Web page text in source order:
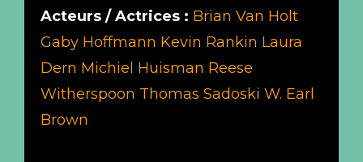
Acteurs / Actrices : Brian Van Holt
Gaby Hoffmann Kevin Rankin Laura
Dern Michiel Huisman Reese
Witherspoon Thomas Sadoski W. Earl
Brown